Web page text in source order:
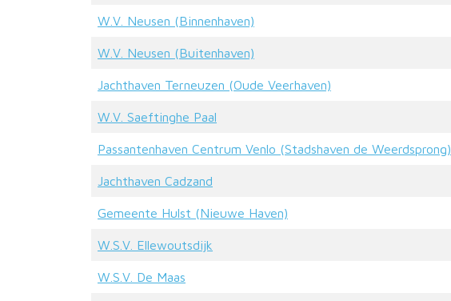
W.V. Neusen (Binnenhaven)
W.V. Neusen (Buitenhaven)
Jachthaven Terneuzen (Oude Veerhaven)
W.V. Saeftinghe Paal
Passantenhaven Centrum Venlo (Stadshaven de Weerdsprong)
Jachthaven Cadzand
Gemeente Hulst (Nieuwe Haven)
W.S.V. Ellewoutsdijk
W.S.V. De Maas